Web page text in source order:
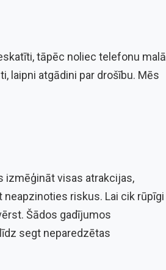
tāpēc noliec telefonu malā
laipni atgādini par drošību. Mēs
izmēģināt visas atrakcijas,
riskus. Lai cik rūpīgi
Šādos gadījumos
segt neparedzētas